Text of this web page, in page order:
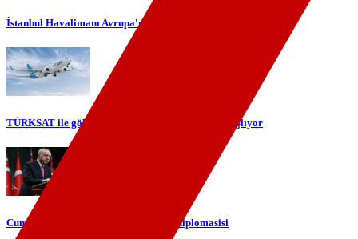
İstanbul Havalimanı Avrupa'nın en yoğun havalimanı oldu
TÜRKSAT ile gökyüzünde yerli internet dönemi başlıyor
Cumhurbaşkanı Erdoğan'dan telefon diplomasisi